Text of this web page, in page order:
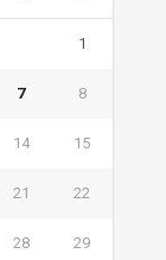
1
7 8
14 15
21 22
28 29